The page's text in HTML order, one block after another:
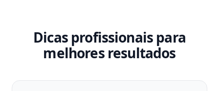
Dicas profissionais para
melhores resultados